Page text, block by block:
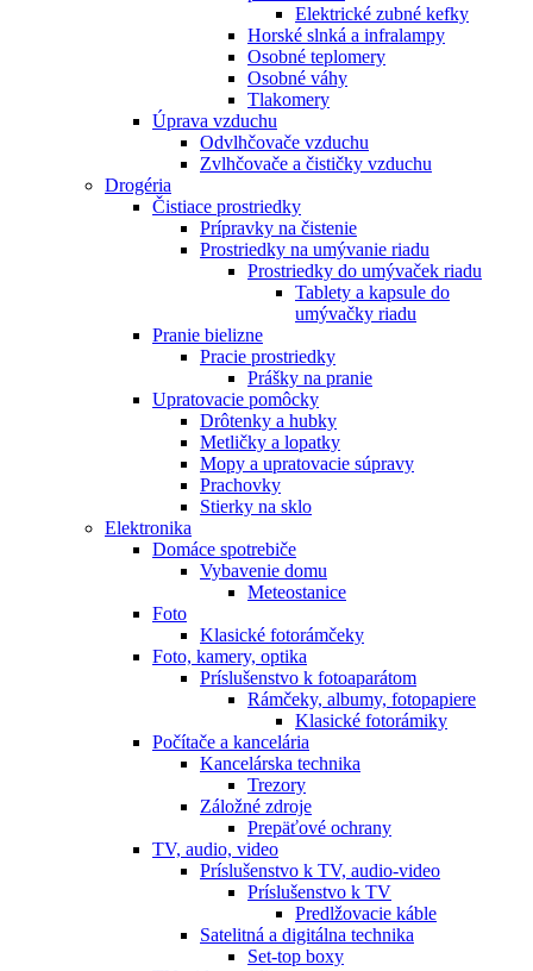
Elektrické zubné kefky
Horské slnká a infralampy
Osobné teplomery
Osobné váhy
Tlakomery
Úprava vzduchu
Odvlhčovače vzduchu
Zvlhčovače a čističky vzduchu
Drogéria
Čistiace prostriedky
Prípravky na čistenie
Prostriedky na umývanie riadu
Prostriedky do umývaček riadu
Tablety a kapsule do
umývačky riadu
Pranie bielizne
Pracie prostriedky
Prášky na pranie
Upratovacie pomôcky
Drôtenky a hubky
Metličky a lopatky
Mopy a upratovacie súpravy
Prachovky
Stierky na sklo
Elektronika
Domáce spotrebiče
Vybavenie domu
Meteostanice
Foto
Klasické fotorámčeky
Foto, kamery, optika
Príslušenstvo k fotoaparátom
Rámčeky, albumy, fotopapiere
Klasické fotorámiky
Počítače a kancelária
Kancelárska technika
Trezory
Záložné zdroje
Prepäťové ochrany
TV, audio, video
Príslušenstvo k TV, audio-video
Príslušenstvo k TV
Predlžovacie káble
Satelitná a digitálna technika
Set-top boxy